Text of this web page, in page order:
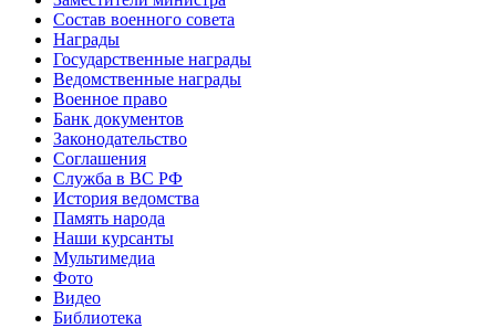
Состав военного совета
Награды
Государственные награды
Ведомственные награды
Военное право
Банк документов
Законодательство
Соглашения
Служба в ВС РФ
История ведомства
Память народа
Наши курсанты
Мультимедиа
Фото
Видео
Библиотека